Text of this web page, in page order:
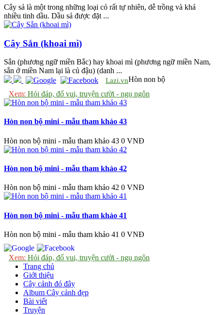
Cây sả là một trong những loại cỏ rất tự nhiên, dễ trồng và khá
nhiều tinh dầu. Dầu sả được đặt ...
Cây Sắn (khoai mì)
Sắn (phương ngữ miền Bắc) hay khoai mì (phương ngữ miền Nam,
sắn ở miền Nam lại là củ đậu) (danh ...
Lazi.vn
Xem: Hỏi đáp, đố vui, truyện cười - ngụ ngôn
Hòn non bộ
Hòn non bộ mini - mẫu tham khảo 43
Hòn non bộ mini - mẫu tham khảo 43 0 VNĐ
Hòn non bộ mini - mẫu tham khảo 42
Hòn non bộ mini - mẫu tham khảo 42 0 VNĐ
Hòn non bộ mini - mẫu tham khảo 41
Hòn non bộ mini - mẫu tham khảo 41 0 VNĐ
Xem: Hỏi đáp, đố vui, truyện cười - ngụ ngôn
Trang chủ
Giới thiệu
Cây cảnh đó đây
Album Cây cảnh đẹp
Bài viết
Truyện